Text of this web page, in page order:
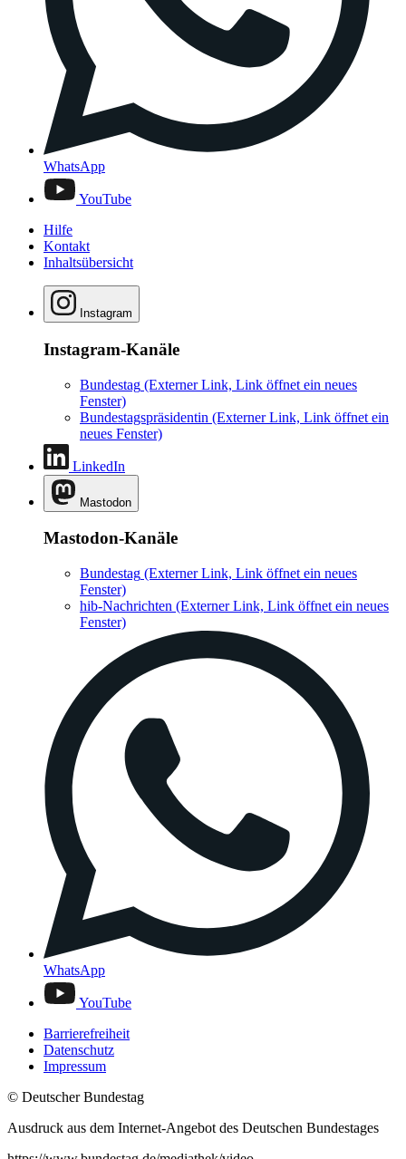
WhatsApp
YouTube
Hilfe
Kontakt
Inhaltsübersicht
Instagram
Instagram-Kanäle
Bundestag (Externer Link, Link öffnet ein neues
Fenster)
Bundestagspräsidentin (Externer Link, Link öffnet ein
neues Fenster)
LinkedIn
Mastodon
Mastodon-Kanäle
Bundestag (Externer Link, Link öffnet ein neues
Fenster)
hib-Nachrichten (Externer Link, Link öffnet ein neues
Fenster)
WhatsApp
YouTube
Barrierefreiheit
Datenschutz
Impressum
© Deutscher Bundestag
Ausdruck aus dem Internet-Angebot des Deutschen Bundestages